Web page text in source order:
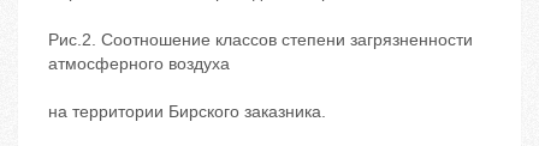
Рис.2. Соотношение классов степени загрязненности
атмосферного воздуха
на территории Бирского заказника.